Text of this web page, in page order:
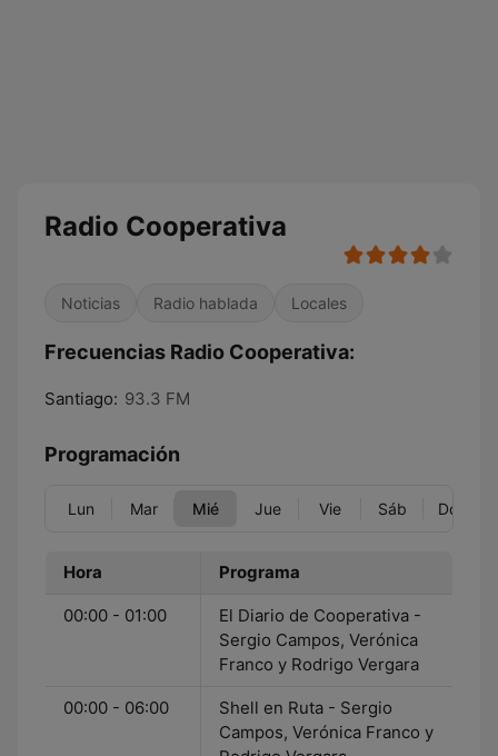
Radio Cooperativa
Noticias Radio hablada Locales
Frecuencias Radio Cooperativa:
Santiago: 93.3 FM
Programación
Lun Mar Mié Jue Vie Sáb Dom
Hora Programa
00:00 - 01:00
El Diario de Cooperativa -
Sergio Campos, Verónica
Franco y Rodrigo Vergara
00:00 - 06:00
Shell en Ruta - Sergio
Campos, Verónica Franco y